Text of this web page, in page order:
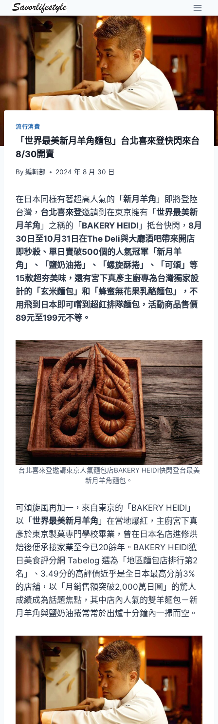
Skip
to
content
流行消費
「世界最美新月羊角麵包」台北喜來登快閃來台
8/30開賣
By 編輯部 2024 年 8 月 30 日
在日本同樣有著超高人氣的「 新月羊角 」即將登陸
台灣， 台北喜來登邀請到在東京擁有「 世界最美新
月羊角 」之稱的「 BAKERY HEIDI 」抵台快閃， 8月
30日至10月31日在The Deli與大廳酒吧帶來開店
即秒殺、單日賣破500個的人氣冠軍「新月羊
角」、「鹽奶油捲」、「螺旋酥捲」、「可頌」等
15款超夯美味，還有宮下真彥主廚專為台灣獨家設
計的「玄米麵包」和「蜂蜜無花果乳酪麵包」，不
用飛到日本即可嚐到超紅排隊麵包，活動商品售價
89元至199元不等。
台北喜來登邀請東京人氣麵包店BAKERY HEIDI快閃登台最美
新月羊角麵包。
可頌旋風再加一，來自東京的「BAKERY HEIDI」
以「 世界最美新月羊角 」在當地爆紅，主廚宮下真
彥於東京製菓專門學校畢業，曾在日本名店進修烘
焙後便承接家業至今已20餘年。BAKERY HEIDI獲
日美食評分網 Tabelog 選為「地區麵包店排行第2
名」、3.49分的高評價近乎是全日本最高分前3%
的店舖，以「月銷售額突破2,000萬日圓」的驚人
成績成為話題焦點，其中店內人氣的雙羊麵包－新
月羊角與鹽奶油捲常常於出爐十分鐘內一掃而空。